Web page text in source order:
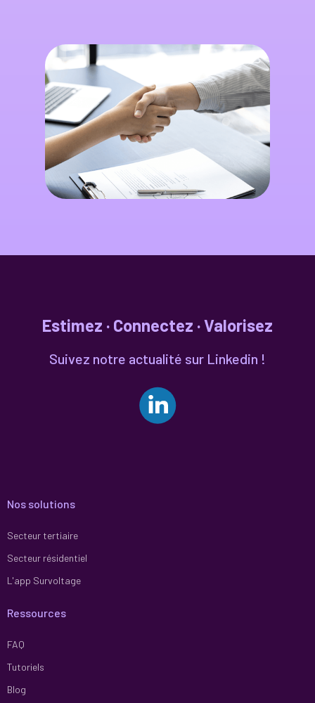
Estimez · Connectez · Valorisez
Suivez notre actualité sur Linkedin !
Nos solutions
Secteur tertiaire
Secteur résidentiel
L'app Survoltage
Ressources
FAQ
Tutoriels
Blog